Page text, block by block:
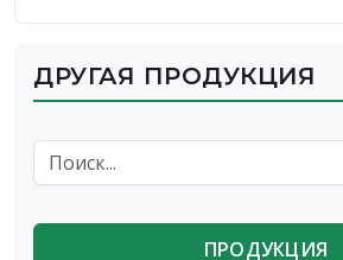
ДРУГАЯ ПРОДУКЦИЯ
ПРОДУКЦИЯ